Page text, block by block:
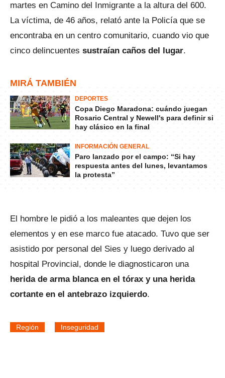
martes en Camino del Inmigrante a la altura del 600.
La víctima, de 46 años, relató ante la Policía que se
encontraba en un centro comunitario, cuando vio que
cinco delincuentes sustraían caños del lugar.
MIRÁ TAMBIÉN
DEPORTES
Copa Diego Maradona: cuándo juegan
Rosario Central y Newell's para definir si
hay clásico en la final
INFORMACIÓN GENERAL
Paro lanzado por el campo: “Si hay
respuesta antes del lunes, levantamos
la protesta”
El hombre le pidió a los maleantes que dejen los
elementos y en ese marco fue atacado. Tuvo que ser
asistido por personal del Sies y luego derivado al
hospital Provincial, donde le diagnosticaron una
herida de arma blanca en el tórax y una herida
cortante en el antebrazo izquierdo.
Región Inseguridad